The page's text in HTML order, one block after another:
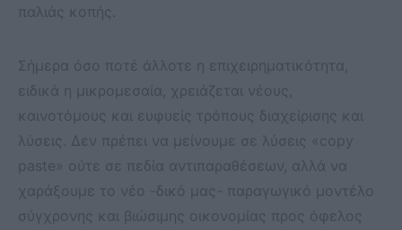
παλιάς κοπής.
Σήμερα όσο ποτέ άλλοτε η επιχειρηματικότητα,
ειδικά η μικρομεσαία, χρειάζεται νέους,
καινοτόμους και ευφυείς τρόπους διαχείρισης και
λύσεις. Δεν πρέπει να μείνουμε σε λύσεις «copy
paste» ούτε σε πεδία αντιπαραθέσεων, αλλά να
χαράξουμε το νέο -δικό μας- παραγωγικό μοντέλο
σύγχρονης και βιώσιμης οικονομίας προς όφελος